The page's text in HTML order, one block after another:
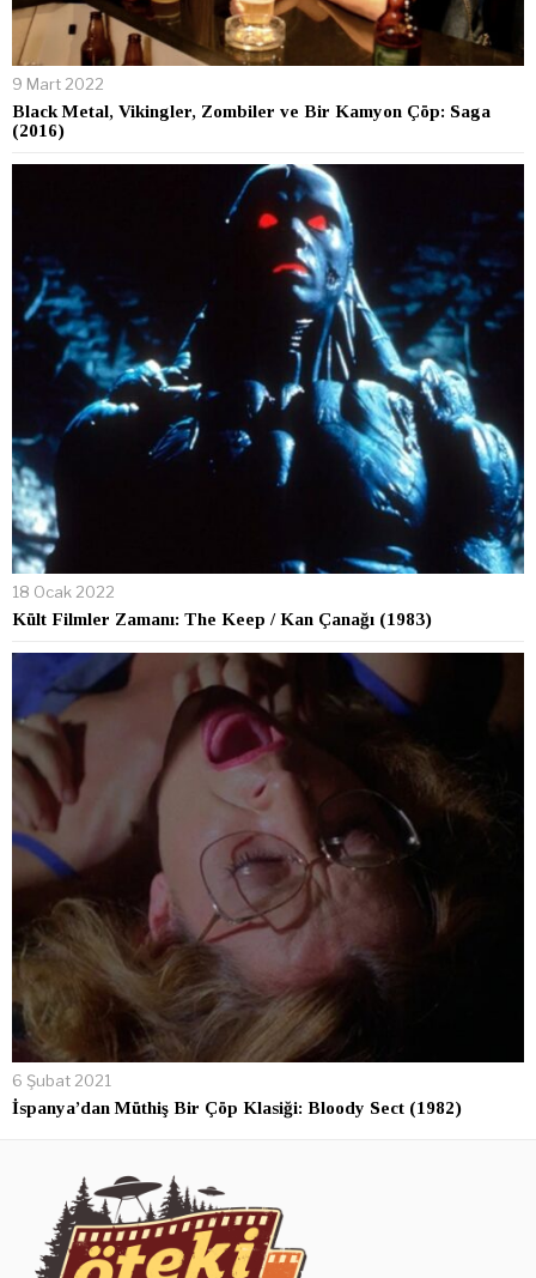
9 Mart 2022
Black Metal, Vikingler, Zombiler ve Bir Kamyon Çöp: Saga
(2016)
18 Ocak 2022
Kült Filmler Zamanı: The Keep / Kan Çanağı (1983)
6 Şubat 2021
İspanya’dan Müthiş Bir Çöp Klasiği: Bloody Sect (1982)